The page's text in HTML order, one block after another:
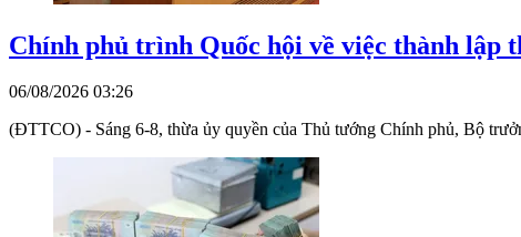
Chính phủ trình Quốc hội về việc thành lập
06/08/2026 03:26
(ĐTTCO) - Sáng 6-8, thừa ủy quyền của Thủ tướng Chính phủ, Bộ